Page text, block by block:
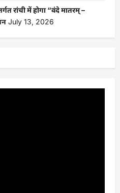
रांची में होगा “वंदे मातरम् –
July 13, 2026